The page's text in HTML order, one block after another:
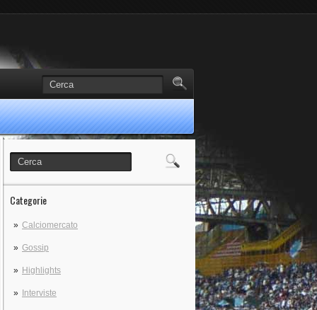
Categorie
Calciomercato
Gossip
Highlights
Interviste